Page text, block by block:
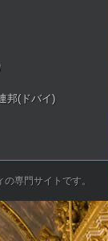
邦(ドバイ)
専門サイトです。